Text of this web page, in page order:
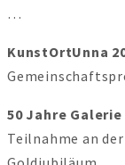
…
KunstOrtUnna
50 Jahre
Teilnahme an